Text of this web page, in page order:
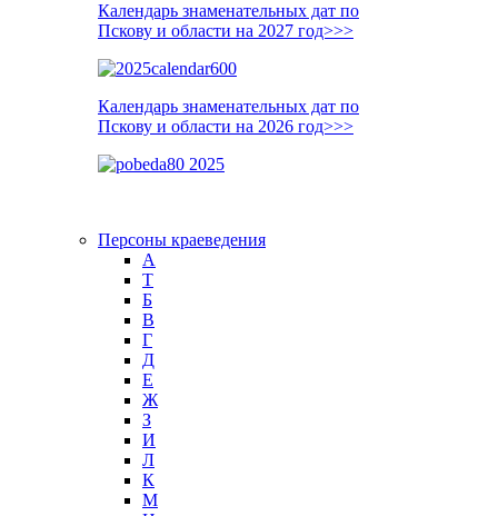
Календарь знаменательных дат по
Пскову и области на 2027 год>>>
Календарь знаменательных дат по
Пскову и области на 2026 год>>>
Персоны краеведения
А
T
Б
В
Г
Д
Е
Ж
З
И
Л
К
М